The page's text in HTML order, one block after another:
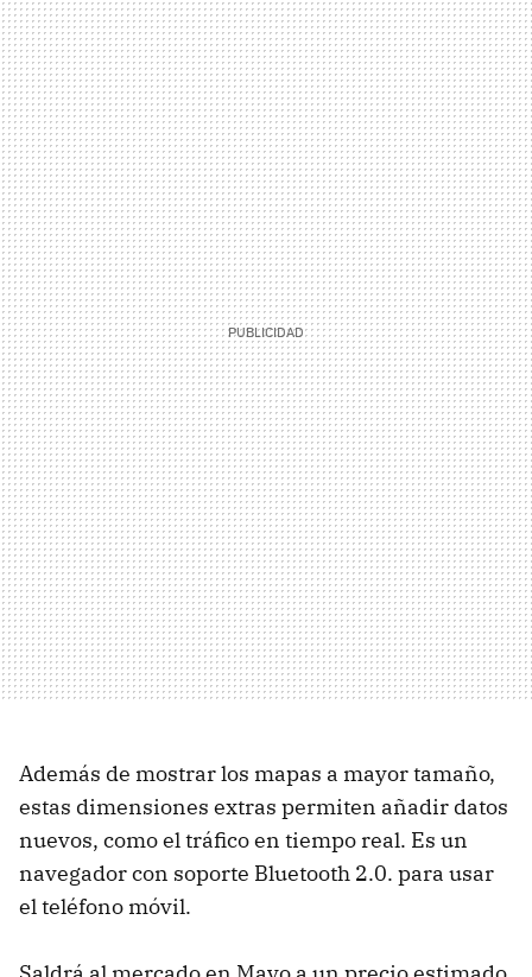
Además de mostrar los mapas a mayor tamaño,
estas dimensiones extras permiten añadir datos
nuevos, como el tráfico en tiempo real. Es un
navegador con soporte Bluetooth 2.0. para usar
el teléfono móvil.